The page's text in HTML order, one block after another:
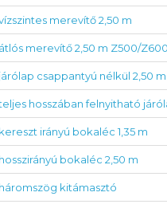
merevítő 2,50 m
merevítő 2,50 m Z500/
csappantyú nélkül 2,50 m
hosszában felnyitható
irányú bokaléc 1,35 m
bokaléc 2,50 m
kitámasztó